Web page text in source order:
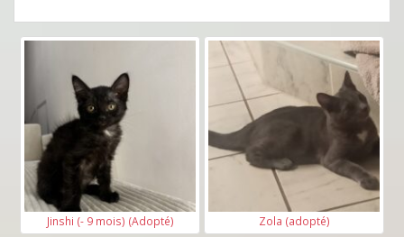
Jinshi (- 9 mois) (Adopté) Zola (adopté)